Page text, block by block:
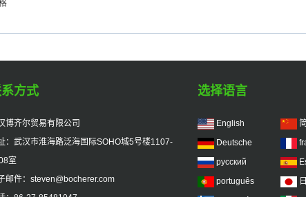
方式
博齐尔贸易有限公司
：武汉市淮海路泛海国际SOHO城5号楼1107-
室
邮件：steven@bocherer.com
选择语言
English
Deutsche
русский
português